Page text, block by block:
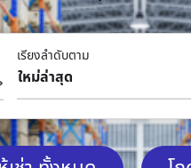
ใหม่ล่าสุด
เรียงลำดับตาม